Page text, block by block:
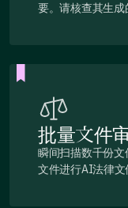
要。请核查其生成
批量文件
瞬间扫描数千份
文件进行AI法律文